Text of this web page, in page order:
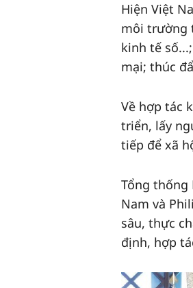
Hiện Việt
môi trường
kinh tế
mại; thúc
Về hợp tác
triển, lấy
tiếp để xã
Tổng thống
Nam và
sâu, thực
định, hợp